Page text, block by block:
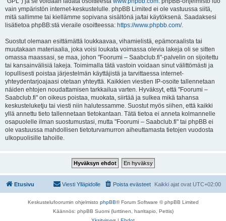
vain ympäristön internet-keskustelulle. phpBB Limited ei ole vastuussa siitä,
mitä sallimme tai kiellämme sopivana sisältönä ja/tai käytöksenä. Saadaksesi
lisätietoa phpBB:stä vieraile osoitteessa: https://www.phpbb.com/.
Suostut olemaan esittämättä loukkaavaa, vihamielistä, epämoraalista tai
muutakaan materiaalia, joka voisi loukata voimassa olevia lakeja oli se sitten
omassa maassasi, se maa, johon "Foorumi – Saabclub.fi"-palvelin on sijoitettu
tai kansainvälisiä lakeja. Toimimalla tätä vastoin voidaan sinut välittömästi ja
lopullisesti poistaa järjestelmän käyttäjistä ja tarvittaessa internet-
yhteydentarjoajaasi otetaan yhteyttä. Kaikkien viestien IP-osoite tallennetaan
näiden ehtojen noudattamisen tarkkailua varten. Hyväksyt, että "Foorumi –
Saabclub.fi" on oikeus poistaa, muokata, siirtää ja sulkea mikä tahansa
keskusteluketju tai viesti niin halutessamme. Suostut myös siihen, että kaikki
yllä annettu tieto tallennetaan tietokantaan. Tätä tietoa ei anneta kolmannelle
osapuolelle ilman suostumustasi, mutta "Foorumi – Saabclub.fi" tai phpBB ei
ole vastuussa mahdollisen tietoturvamurron aiheuttamasta tietojen vuodosta
ulkopuolisille tahoille.
Etusivu Kaikki ajat ovat UTC+02:00
Poista evästeet
Viesti Ylläpidolle
Keskustelufoorumin ohjelmisto phpBB® Forum Software © phpBB Limited
Käännös: phpBB Suomi (lurttinen, harritapio, Pettis)